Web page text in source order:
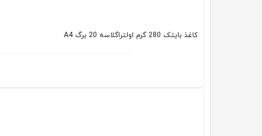
کاغذ بایتک 280 گرم اولتراگلاسه 20 برگ A4